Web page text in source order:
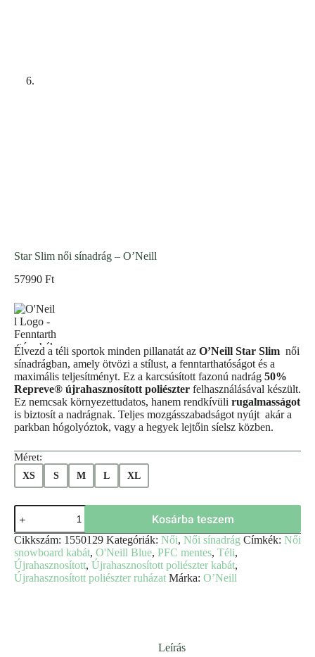
Star Slim női sínadrág – O’Neill
57990 Ft
Élvezd a téli sportok minden pillanatát az O’Neill Star Slim női
sínadrágban, amely ötvözi a stílust, a fenntarthatóságot és a
maximális teljesítményt. Ez a karcsúsított fazonú nadrág 50%
Repreve® újrahasznosított poliészter felhasználásával készült.
Ez nemcsak környezettudatos, hanem rendkívüli rugalmasságot
is biztosít a nadrágnak. Teljes mozgásszabadságot nyújt akár a
parkban hógolyóztok, vagy a hegyek lejtőin síelsz közben.
Méret:
XS S M L XL
Star
Slim
női
sínadrág
-
O'Neill
mennyiség
Kosárba teszem
Cikkszám: 1550129 Kategóriák: Női, Női sínadrág Címkék: Női
snowboard kabát, O'Neill Blue, PFC mentes, Téli,
Újrahasznosított, Újrahasznosított poliészter kabát,
Újrahasznosított poliészter ruházat Márka: O’Neill
Leírás